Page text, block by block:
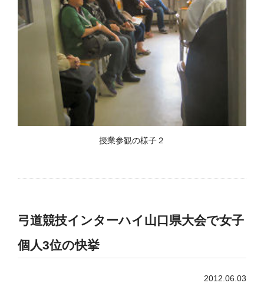
授業参観の様子２
弓道競技インターハイ山口県大会で女子
個人3位の快挙
2012.06.03